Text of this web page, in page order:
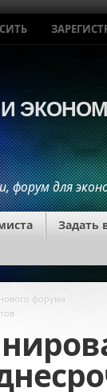
форум для
Задать
форума